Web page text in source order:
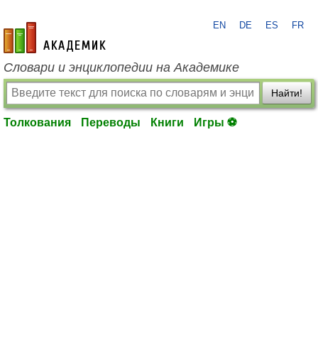
academic.ru
EN DE ES FR
Словари и энциклопедии на Академике
Найти!
Толкования Переводы Книги Игры ⚽